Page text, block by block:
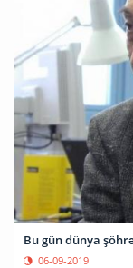
Bu gün dünya
06-09-2019